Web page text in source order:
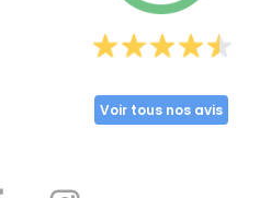
Voir tous nos avis